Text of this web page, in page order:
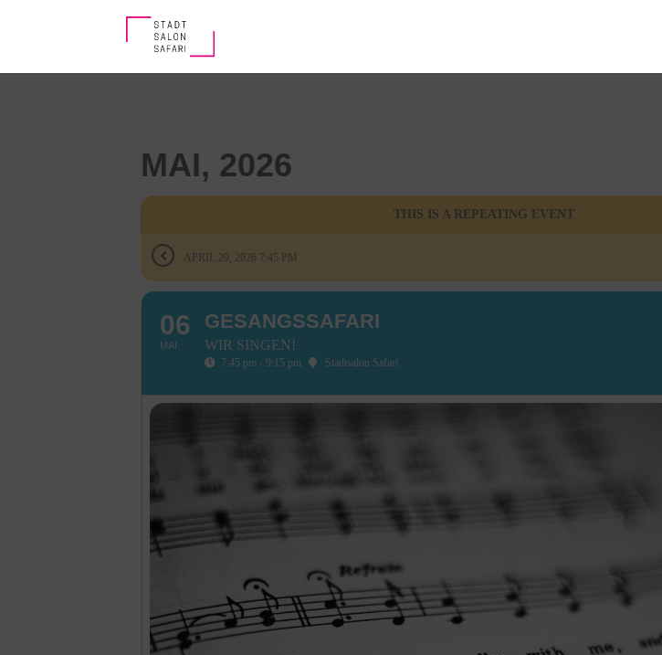
MAI, 2026
THIS IS A REPEATING EVENT
APRIL 29, 2026 7:45 PM
06
MAI
GESANGSSAFARI
WIR SINGEN!
7:45 pm - 9:15 pm Stadtsalon Safari